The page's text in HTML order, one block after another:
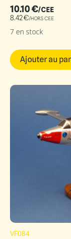
10.10€/CEE
8.42€/HORS CEE
7 en stock
Ajouter au
VF084